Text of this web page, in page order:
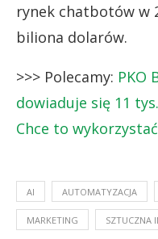
rynek chatbotów w
biliona dolarów.
>>> Polecamy: PKO
dowiaduje się 11
Chce to
AI AUTOMATYZACJA
MARKETING SZTUCZNA